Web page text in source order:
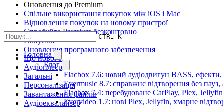
CTRL K
Головна
Блог
Flacbox 7.6: новий аудіодвигун BASS,
Evermusic 8.7: справжнє відтворення без пауз,
Flacbox 7.4: перебудоване CarPlay, Plex,
Evervideo 1.7: нові Plex, Jellyfin, хмарне
Оновлення до Premium
Спільне використання покупок між iOS і Mac
Відновлення покупок на новому пристрої
Спробуйте Premium безкоштовно
Покупки
Оновлення програмного забезпечення
Що нового
Аудіоплеєр
Загальні
Персоналізація
Завантаження файлів
Аудіоеквалайзер